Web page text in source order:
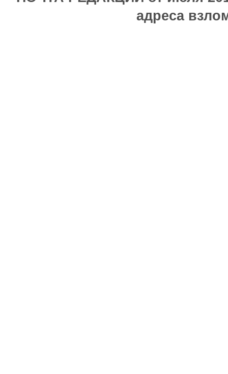
адреса